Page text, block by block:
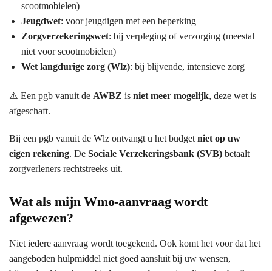
scootmobielen)
Jeugdwet: voor jeugdigen met een beperking
Zorgverzekeringswet: bij verpleging of verzorging (meestal
niet voor scootmobielen)
Wet langdurige zorg (Wlz): bij blijvende, intensieve zorg
⚠️ Een pgb vanuit de AWBZ is niet meer mogelijk, deze wet is
afgeschaft.
Bij een pgb vanuit de Wlz ontvangt u het budget niet op uw
eigen rekening. De Sociale Verzekeringsbank (SVB) betaalt
zorgverleners rechtstreeks uit.
Wat als mijn Wmo-aanvraag wordt
afgewezen?
Niet iedere aanvraag wordt toegekend. Ook komt het voor dat het
aangeboden hulpmiddel niet goed aansluit bij uw wensen,